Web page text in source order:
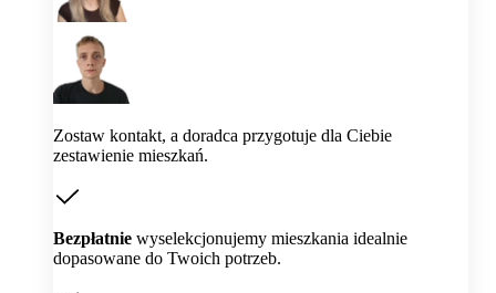
Zostaw kontakt, a doradca przygotuje dla Ciebie
zestawienie mieszkań.
Bezpłatnie wyselekcjonujemy mieszkania idealnie
dopasowane do Twoich potrzeb.